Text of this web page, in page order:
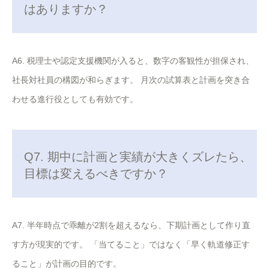
はありますか？
A6. 税理士や認定支援機関が入ると、数字の客観性が担保され、
社長対社員の構図が和らぎます。 月次の試算表と計画を突き合
わせる進行役としても有効です。
Q7. 期中に計画と実績が大きくズレたら、
目標は変えるべきですか？
A7. 半年時点で乖離が2割を超えるなら、下期計画として作り直
す方が現実的です。 「当てること」ではなく「早く軌道修正す
ること」が計画の目的です。